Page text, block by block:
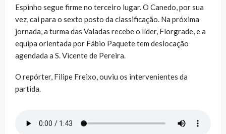
Espinho segue firme no terceiro lugar. O Canedo, por sua
vez, cai para o sexto posto da classificação. Na próxima
jornada, a turma das Valadas recebe o líder, Florgrade, e a
equipa orientada por Fábio Paquete tem deslocação
agendada a S. Vicente de Pereira.
O repórter, Filipe Freixo, ouviu os intervenientes da
partida.